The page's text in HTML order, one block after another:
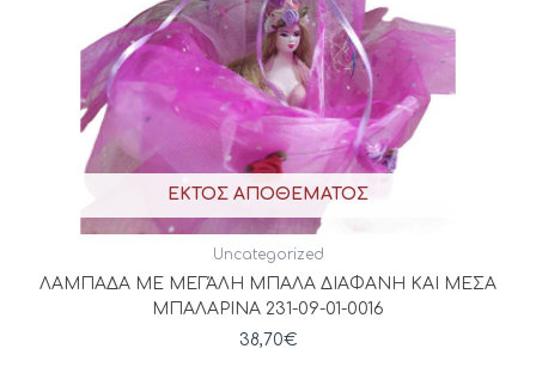
ΕΚΤΌΣ ΑΠΟΘΈΜΑΤΟΣ
Uncategorized
ΛΑΜΠΑΔΑ ΜΕ ΜΕΓΆΛΗ ΜΠΑΛΑ ΔΙΑΦΑΝΗ ΚΑΙ ΜΕΣΑ
ΜΠΑΛΑΡΙΝΑ 231-09-01-0016
38,70€